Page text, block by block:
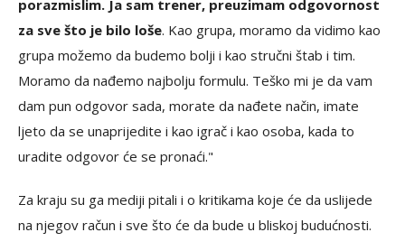
porazmislim. Ja sam trener, preuzimam odgovornost
za sve što je bilo loše. Kao grupa, moramo da vidimo kao
grupa možemo da budemo bolji i kao stručni štab i tim.
Moramo da nađemo najbolju formulu. Teško mi je da vam
dam pun odgovor sada, morate da nađete način, imate
ljeto da se unaprijedite i kao igrač i kao osoba, kada to
uradite odgovor će se pronaći."
Za kraju su ga mediji pitali i o kritikama koje će da uslijede
na njegov račun i sve što će da bude u bliskoj budućnosti.